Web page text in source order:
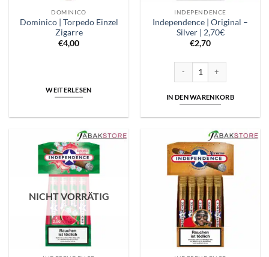
DOMINICO
Dominico | Torpedo Einzel
Zigarre
€4,00
WEITERLESEN
INDEPENDENCE
Independence | Original –
Silver | 2,70€
€2,70
IN DEN WARENKORB
NICHT VORRÄTIG